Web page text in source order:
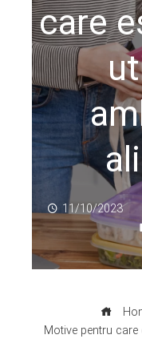
care
11/10/2023
Motive pentru